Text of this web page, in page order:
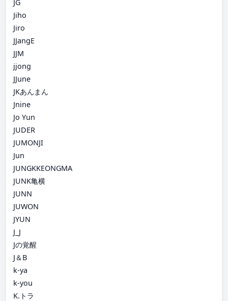
JG
Jiho
Jiro
JJangE
JJM
jjong
JJune
JKあんまん
Jnine
Jo Yun
JUDER
JUMONJI
Jun
JUNGKKEONGMA
JUNK亀横
JUNN
JUWON
JYUN
J_J
Jの覚醒
J＆B
k-ya
k-you
K.トラ